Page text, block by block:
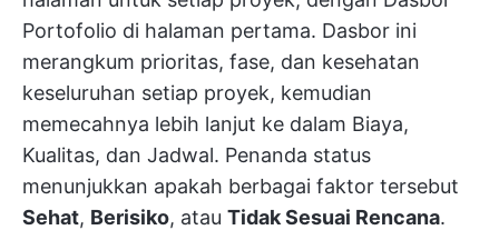
Portofolio di halaman pertama. Dasbor ini
merangkum prioritas, fase, dan kesehatan
keseluruhan setiap proyek, kemudian
memecahnya lebih lanjut ke dalam Biaya,
Kualitas, dan Jadwal. Penanda status
menunjukkan apakah berbagai faktor tersebut
Sehat, Berisiko, atau Tidak Sesuai Rencana.